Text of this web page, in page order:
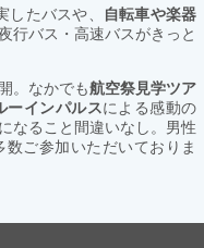
したバスや、
自転車や楽器
行バス・高速バスがきっと
。なかでも航空祭見学ツア
ーインパルスによる感動の
なること間違いなし。男性
ご参加いただいておりま